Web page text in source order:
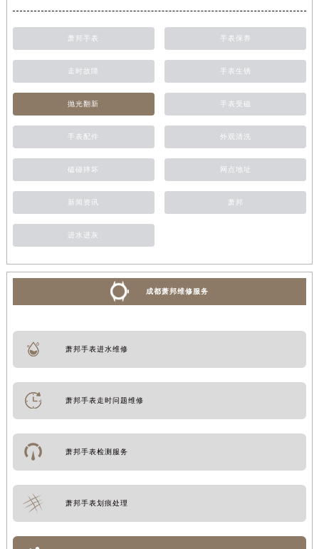
萧邦手表 手表保养
走时故障 手表生锈
抛光翻新 手表受磁
手表配件 外观清洗
磕碰摔坏 网点地址
新闻资讯 萧邦
进水进灰
成都萧邦维修服务
萧邦手表进水维修
萧邦手表走时问题维修
萧邦手表检测服务
萧邦手表划痕处理